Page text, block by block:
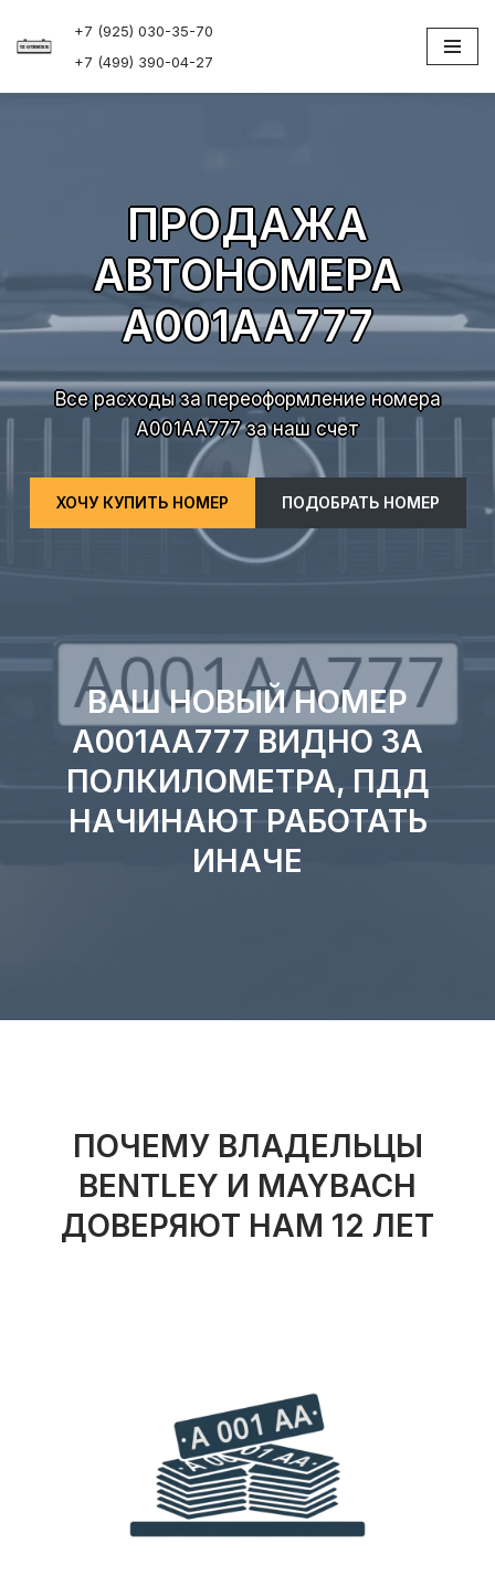
Перейти
к
+7 (925) 030-35-70
+7 (499) 390-04-27
ПРОДАЖА
АВТОНОМЕРА
А001АА777
Все расходы за переоформление номера
А001АА777 за наш счет
ХОЧУ КУПИТЬ НОМЕР ПОДОБРАТЬ НОМЕР
ВАШ НОВЫЙ НОМЕР
А001АА777 ВИДНО ЗА
ПОЛКИЛОМЕТРА, ПДД
НАЧИНАЮТ РАБОТАТЬ
ИНАЧЕ
ПОЧЕМУ ВЛАДЕЛЬЦЫ
BENTLEY И MAYBACH
ДОВЕРЯЮТ НАМ 12 ЛЕТ